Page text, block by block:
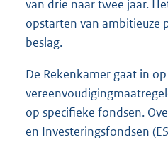
van drie naar twee jaar.
opstarten van ambitieuze
beslag.
De Rekenkamer gaat in
op specifieke fondsen.
en Investeringsfondsen